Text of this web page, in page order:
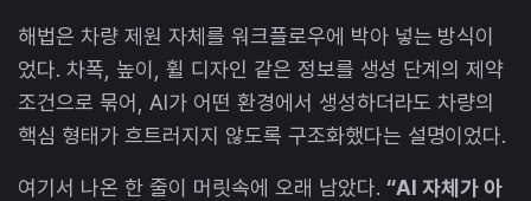
해법은 차량 제원 자체를 워크플로우에 박아 넣는 방식이
었다. 차폭, 높이, 휠 디자인 같은 정보를 생성 단계의 제약
조건으로 묶어, AI가 어떤 환경에서 생성하더라도 차량의
핵심 형태가 흐트러지지 않도록 구조화했다는 설명이었다.
여기서 나온 한 줄이 머릿속에 오래 남았다. “AI 자체가 아